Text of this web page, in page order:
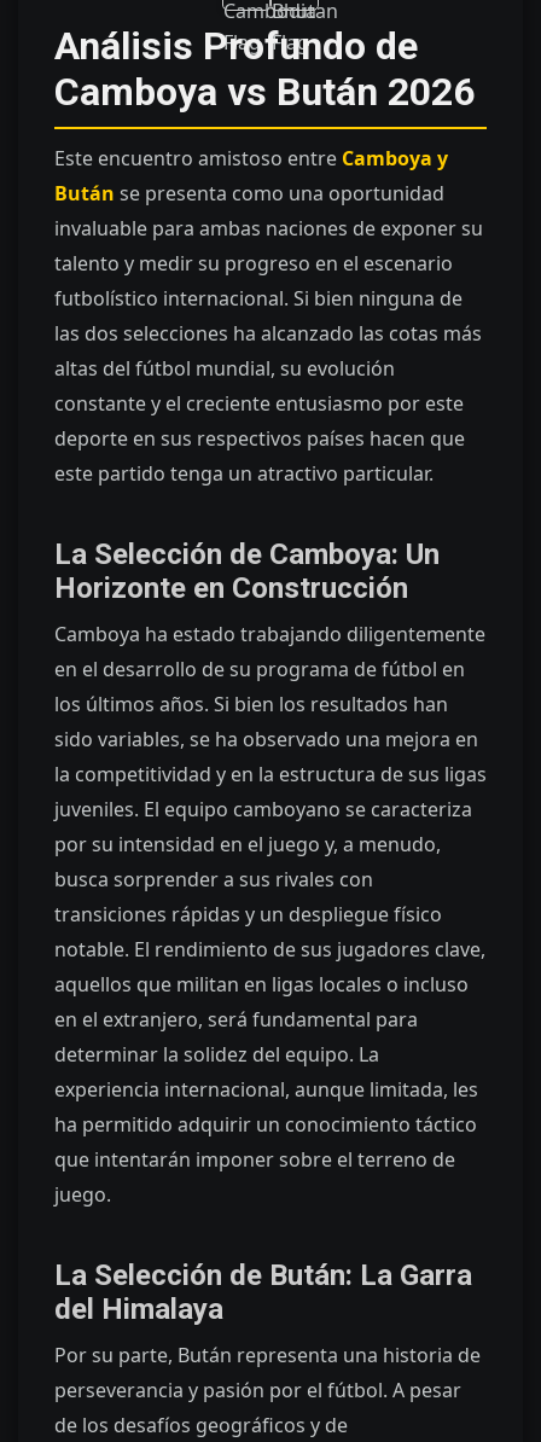
Análisis Profundo de
Camboya vs Bután 2026
Este encuentro amistoso entre Camboya y
Bután se presenta como una oportunidad
invaluable para ambas naciones de exponer su
talento y medir su progreso en el escenario
futbolístico internacional. Si bien ninguna de
las dos selecciones ha alcanzado las cotas más
altas del fútbol mundial, su evolución
constante y el creciente entusiasmo por este
deporte en sus respectivos países hacen que
este partido tenga un atractivo particular.
La Selección de Camboya: Un
Horizonte en Construcción
Camboya ha estado trabajando diligentemente
en el desarrollo de su programa de fútbol en
los últimos años. Si bien los resultados han
sido variables, se ha observado una mejora en
la competitividad y en la estructura de sus ligas
juveniles. El equipo camboyano se caracteriza
por su intensidad en el juego y, a menudo,
busca sorprender a sus rivales con
transiciones rápidas y un despliegue físico
notable. El rendimiento de sus jugadores clave,
aquellos que militan en ligas locales o incluso
en el extranjero, será fundamental para
determinar la solidez del equipo. La
experiencia internacional, aunque limitada, les
ha permitido adquirir un conocimiento táctico
que intentarán imponer sobre el terreno de
juego.
La Selección de Bután: La Garra
del Himalaya
Por su parte, Bután representa una historia de
perseverancia y pasión por el fútbol. A pesar
de los desafíos geográficos y de